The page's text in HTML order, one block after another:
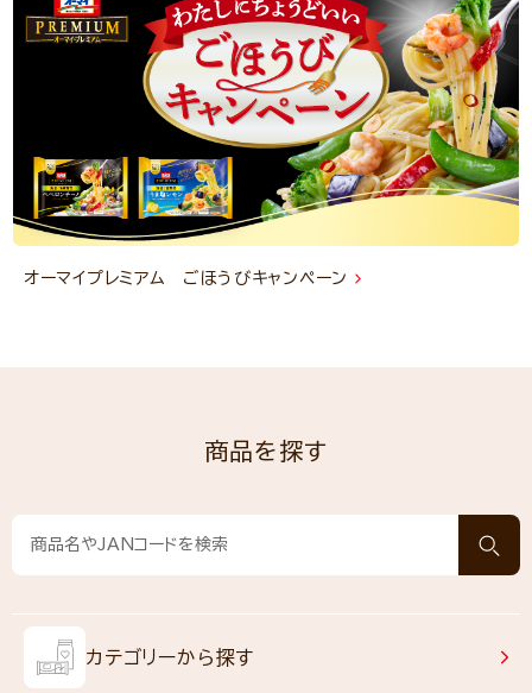
オーマイプレミアム ごほうびキャンペーン
商品を探す
カテゴリーから探す